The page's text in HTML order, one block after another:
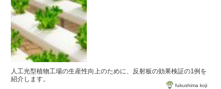
人工光型植物工場の生産性向上のために、反射板の効果検証の1例を
紹介します。
fukushima koji